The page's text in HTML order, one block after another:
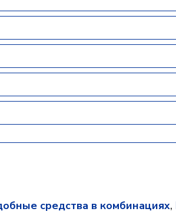
средства в комбинациях,